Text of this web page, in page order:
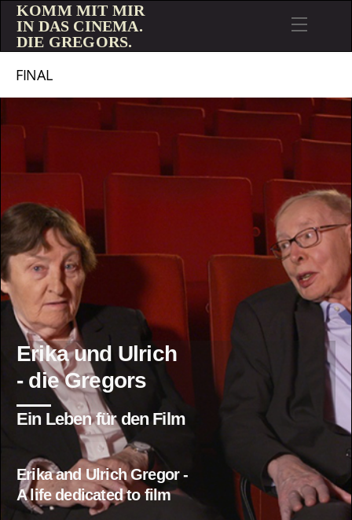
KOMM MIT MIR
IN DAS CINEMA.
DIE GREGORS.
FINAL
Erika und Ulrich
- die Gregors
Ein Leben für den Film
Erika and Ulrich Gregor -
A life dedicated to film